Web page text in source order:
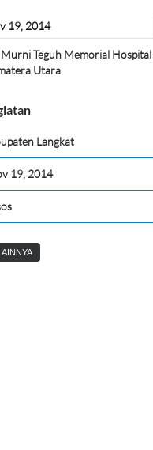
19, 2014
Murni Teguh Memorial
Utara
Langkat
19, 2014